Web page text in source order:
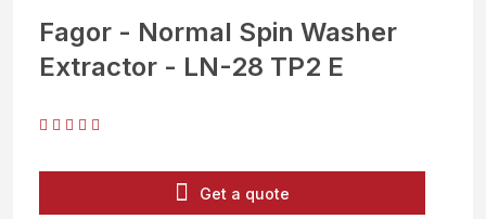
Fagor - Normal Spin Washer
Extractor - LN-28 TP2 E
Get a quote